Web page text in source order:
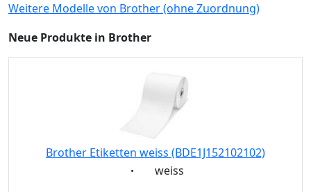
Weitere Modelle von Brother (ohne Zuordnung)
Neue Produkte in Brother
Brother Etiketten weiss (BDE1J152102102)
Eigenschaft:
weiss